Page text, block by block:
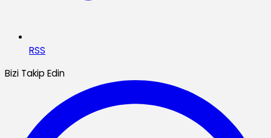
RSS
Bizi Takip Edin